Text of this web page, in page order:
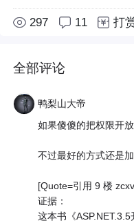
297 11 打
全部评论
鸭梨山大帝
如果傻傻的把权限开
不过最好的方式还是
[Quote=引用 9 楼
证据：
这本书《ASP.NET.3.5